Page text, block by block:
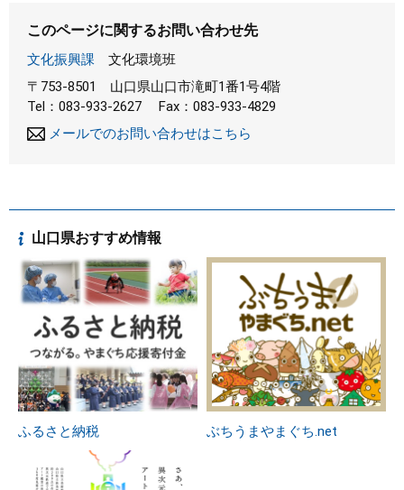
このページに関するお問い合わせ先
文化振興課
文化環境班
〒753-8501
山口県山口市滝町1番1号4階
Tel：083-933-2627
Fax：083-933-4829
メールでのお問い合わせはこちら
山口県おすすめ情報
ふるさと納税 ぶちうまやまぐち.net